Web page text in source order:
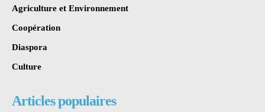
Agriculture et Environnement
Coopération
Diaspora
Culture
Articles populaires